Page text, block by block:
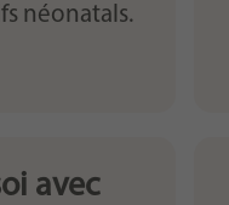
néonatals.
avec